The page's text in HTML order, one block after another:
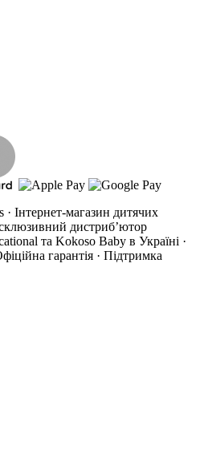
Інтернет-магазин дитячих
дистриб’ютор
та Kokoso Baby в Україні ·
гарантія · Підтримка